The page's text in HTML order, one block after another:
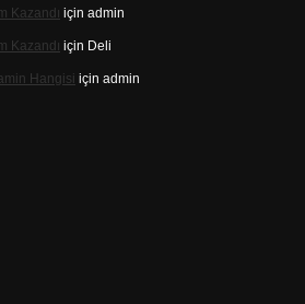
Kazandı için admin
Kazandı için Deli
Hangisi için admin